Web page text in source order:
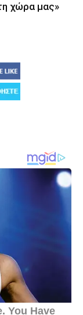
χώρα μας»